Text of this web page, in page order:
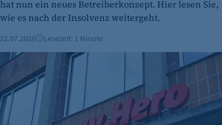
hat nun ein neues Betreiberkonzept. Hier lesen Sie,
wie es nach der Insolvenz weitergeht.
22.07.2026 Lesezeit: 1 Minute
Uber übernimmt Delivery Hero für rund 13 Milliarden Euro